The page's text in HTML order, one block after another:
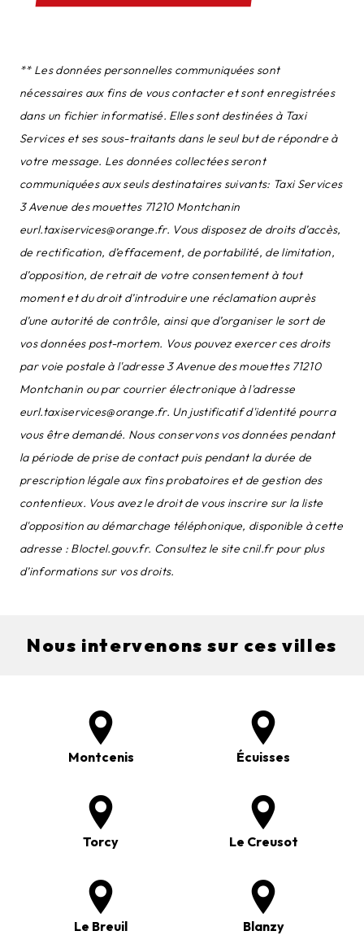
** Les données personnelles communiquées sont
nécessaires aux fins de vous contacter et sont enregistrées
dans un fichier informatisé. Elles sont destinées à Taxi
Services et ses sous-traitants dans le seul but de répondre à
votre message. Les données collectées seront
communiquées aux seuls destinataires suivants: Taxi Services
3 Avenue des mouettes 71210 Montchanin
eurl.taxiservices@orange.fr. Vous disposez de droits d’accès,
de rectification, d’effacement, de portabilité, de limitation,
d’opposition, de retrait de votre consentement à tout
moment et du droit d’introduire une réclamation auprès
d’une autorité de contrôle, ainsi que d’organiser le sort de
vos données post-mortem. Vous pouvez exercer ces droits
par voie postale à l'adresse 3 Avenue des mouettes 71210
Montchanin ou par courrier électronique à l'adresse
eurl.taxiservices@orange.fr. Un justificatif d'identité pourra
vous être demandé. Nous conservons vos données pendant
la période de prise de contact puis pendant la durée de
prescription légale aux fins probatoires et de gestion des
contentieux. Vous avez le droit de vous inscrire sur la liste
d'opposition au démarchage téléphonique, disponible à cette
adresse : Bloctel.gouv.fr. Consultez le site cnil.fr pour plus
d’informations sur vos droits.
Nous intervenons sur ces villes
Montcenis Écuisses
Torcy Le Creusot
Le Breuil Blanzy